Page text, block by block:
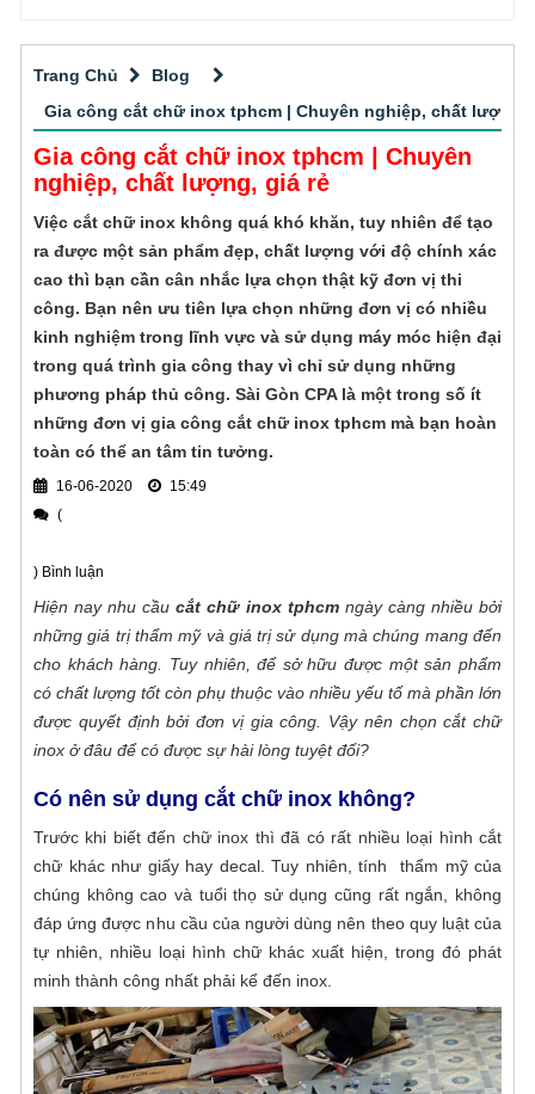
chính xác với vật liệu vô cùng đa dạng cho
Thi công các loại biển quảng cáo tấm lớn
Quảng cáo ngoài trời hiện đang là một hình
thức quảng cáo phổ biến tại Việt Nam cũng
tuyệt vời cho thương hiệu. Việc lựa chọn đơn
vị thi công quảng cáo ngoài trời chuyên
nghiệp, uy tín, giá tốt
Thi công bảng hiệu alu phổ biến
Nếu bạn cũng muốn tìm hiểu thêm về dịch
vụ thi công bảng hiệu alu thì đừng bỏ qua bài
viết này nhé!
Đơn vị thầu thiết kế thi công bảng hiệu
Công ty Quảng cáo Sài Gòn CPA
chuyên thiết kế thi công bảng hiệu quảng
cáo cho mọi khách hàng trên toàn quốc. Sản
xuất mẫu mã bảng hiệu đa dạng: Bảng hiệu
in bạt, bảng hiệu đèn led, bảng hiệu chữ nổi,
bảng hiệu in UV
Thi công biển quảng cáo alu tại sao
được ưa chuộng
nghề với hơn 10 năm kinh nghiệm
Sài Gòn CPA chuyên cung cấp dịch vụ gia
công cnc gỗ tphcm. Bằng kinh nghiệm cũng
như những ưu thế vượt trội về con người và
máy móc hiện đại. Chúng tôi tự hào là địa chỉ
cắt CNC gỗ theo yêu cầu của mọi khách
hàng. Mang đến những sản phẩm đẹp, chất
Gia công cắt gỗ theo yêu cầu với công
nghệ tự động hóa
hàng. Công ty Quảng cáo Sài Gòn CPA triển
nhất thị trường hiện nay. Chi tiết dịch vụ mời
bạn cùng tham khảo những thông tin sau
Cắt CNC gỗ công nghiệp chính xác - giá
tốt nhất tại TPHCM
Cắt CNC gỗ công nghiệp ở đâu chuyên
nghiệp, chính xác, mẫu mã đẹp mắt với giá
thành tốt? Quý khách hàng có yêu cầu cắt
gỗ hãy liên hệ ngay với Quảng cáo Sài Gòn
CPA. Chúng tôi là đơn vị có hơn 10 năm kinh
nghiệm gia công cắt CNC gỗ, alu, formex,
pima,... chuyên nghiệp ,chất lượng với mức
giá cạnh tranh hợp lý cho mọi khách hàng tại
Địa chỉ nhận cắt chữ mica giá rẻ - lấy liền
yêu cầu với chất lượng tốt, giá rẻ liên hệ
ngay với Quảng cáo Sài Gòn CPA. Chúng tôi
là xưởng gia công CNC chuyên nhận cắt chữ
Đơn vị cắt mica theo yêu cầu Bình Thạnh
Trang Chủ
Blog
Gia công cắt chữ inox tphcm | Chuyên nghiệp, chất lượng,
Gia công cắt chữ inox tphcm | Chuyên
nghiệp, chất lượng, giá rẻ
Việc cắt chữ inox không quá khó khăn, tuy nhiên để tạo
ra được một sản phẩm đẹp, chất lượng với độ chính xác
cao thì bạn cần cân nhắc lựa chọn thật kỹ đơn vị thi
công. Bạn nên ưu tiên lựa chọn những đơn vị có nhiều
kinh nghiệm trong lĩnh vực và sử dụng máy móc hiện đại
trong quá trình gia công thay vì chỉ sử dụng những
phương pháp thủ công. Sài Gòn CPA là một trong số ít
những đơn vị gia công cắt chữ inox tphcm mà bạn hoàn
toàn có thể an tâm tin tưởng.
16-06-2020
15:49
(
) Bình luận
Hiện nay nhu cầucắt chữ inox tphcmngày càng nhiều bởi
những giá trị thẩm mỹ và giá trị sử dụng mà chúng mang đến
cho khách hàng. Tuy nhiên, để sở hữu được một sản phẩm
có chất lượng tốt còn phụ thuộc vào nhiều yếu tố mà phần lớn
được quyết định bởi đơn vị gia công. Vậy nên chọn cắt chữ
inox ở đâu để có được sự hài lòng tuyệt đối?
Có nên sử dụng cắt chữ inox không?
Trước khi biết đến chữ inox thì đã có rất nhiều loại hình cắt
chữ khác như giấy hay decal. Tuy nhiên, tính thẩm mỹ của
chúng không cao và tuổi thọ sử dụng cũng rất ngắn, không
đáp ứng được nhu cầu của người dùng nên theo quy luật của
tự nhiên, nhiều loại hình chữ khác xuất hiện, trong đó phát
minh thành công nhất phải kể đến inox.